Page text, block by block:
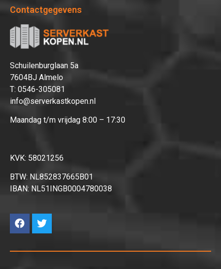
Contactgegevens
Schuilenburglaan 5a
7604BJ Almelo
T: 0546-305081
info@serverkastkopen.nl
Maandag t/m vrijdag 8:00 – 17:30
KVK: 58021256
BTW: NL852837665B01
IBAN: NL51INGB0004780038
Afrekenen